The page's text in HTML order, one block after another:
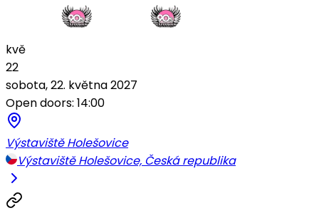
kvě
22
sobota, 22. května 2027
Open doors: 14:00
Výstaviště Holešovice
Výstaviště Holešovice, Česká republika